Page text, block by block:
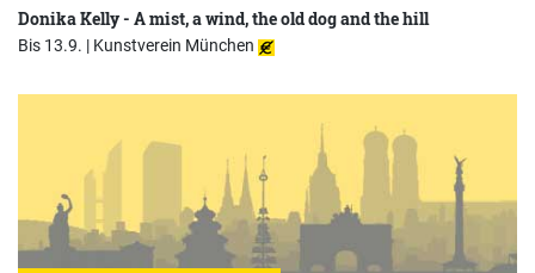
Donika Kelly - A mist, a wind, the old dog and the hill
Bis 13.9. | Kunstverein München